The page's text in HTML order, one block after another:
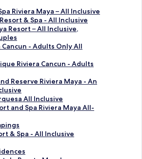
Riviera Maya – All Inclusive
& Spa - All Inclusive
Resort – All Inclusive,
Cancun - Adults Only All
Riviera Cancun - Adults
Reserve Riviera Maya - An
All Inclusive
and Spa Riviera Maya All-
& Spa - All Inclusive